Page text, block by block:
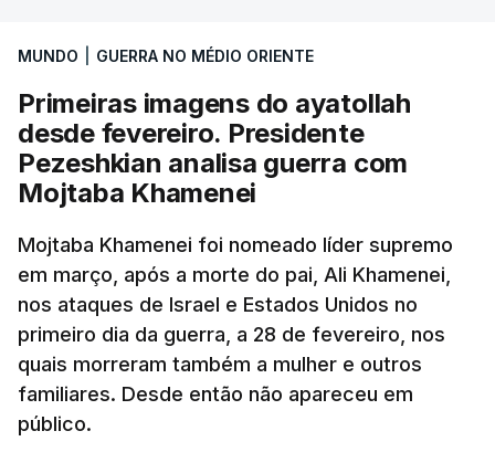
MUNDO GUERRA NO MÉDIO ORIENTE
Primeiras imagens do ayatollah
desde fevereiro. Presidente
Pezeshkian analisa guerra com
Mojtaba Khamenei
Mojtaba Khamenei foi nomeado líder supremo
em março, após a morte do pai, Ali Khamenei,
nos ataques de Israel e Estados Unidos no
primeiro dia da guerra, a 28 de fevereiro, nos
quais morreram também a mulher e outros
familiares. Desde então não apareceu em
público.